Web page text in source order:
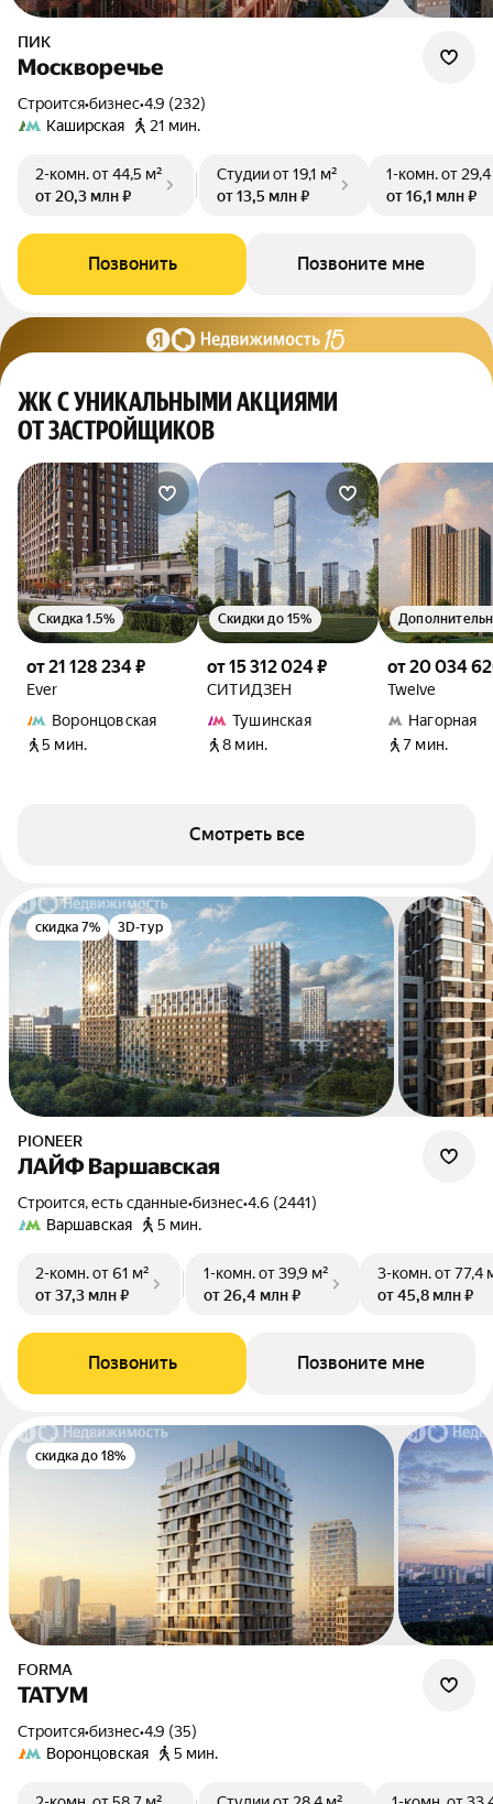
ПИК
Москворечье
Строится•бизнес•4.9 (232)
Каширская
21 мин.
2-комн.от 44,5 м²
от 20,3 млн ₽
Студииот 19,1 м²
от 13,5 млн ₽
1-комн.от
от 16,1 млн ₽
Позвонить Позвоните мне
ЖК С УНИКАЛЬНЫМИ АКЦИЯМИ
ОТ ЗАСТРОЙЩИКОВ
от 21 128 234 ₽
Ever
Воронцовская
5 мин.
Скидка 1.5%
от 15 312 024 ₽
СИТИДЗЕН
Тушинская
8 мин.
Скидки до 15%
от 20 034
Twelve
Нагорная
7 мин.
Смотреть все
скидка 7% 3D-тур
PIONEER
ЛАЙФ Варшавская
Строится, есть сданные•бизнес•4.6 (2441)
Варшавская
5 мин.
2-комн.от 61 м²
от 37,3 млн ₽
1-комн.от 39,9 м²
от 26,4 млн ₽
3-комн.от 77,4
от 45,8 млн ₽
Позвонить Позвоните мне
скидка до 18%
FORMA
ТАТУМ
Строится•бизнес•4.9 (35)
Воронцовская
5 мин.